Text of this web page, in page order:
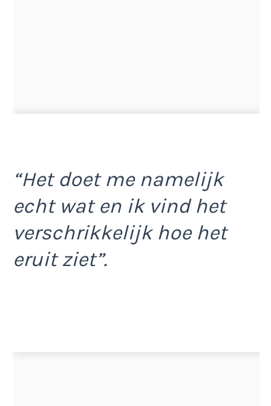
“Het doet me namelijk
echt wat en ik vind het
verschrikkelijk hoe het
eruit ziet”.